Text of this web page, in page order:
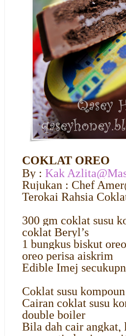
COKLAT OREO
By : Kak
Rujukan : Chef
Terokai Rahsia
300 gm coklat susu
coklat Beryl’s
1 bungkus biskut
oreo perisa aiskrim
Edible Imej
Coklat susu
Cairan coklat susu
double boiler
Bila dah cair angkat,